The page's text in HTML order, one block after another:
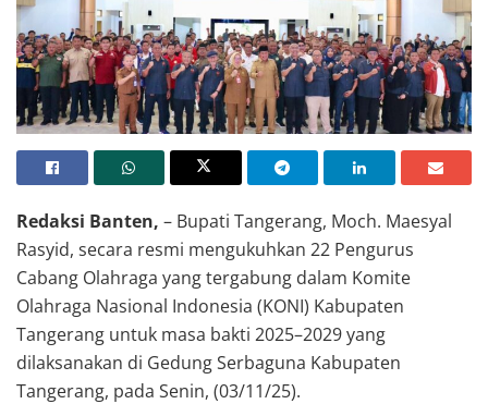
Redaksi Banten, – Bupati Tangerang, Moch. Maesyal
Rasyid, secara resmi mengukuhkan 22 Pengurus
Cabang Olahraga yang tergabung dalam Komite
Olahraga Nasional Indonesia (KONI) Kabupaten
Tangerang untuk masa bakti 2025–2029 yang
dilaksanakan di Gedung Serbaguna Kabupaten
Tangerang, pada Senin, (03/11/25).